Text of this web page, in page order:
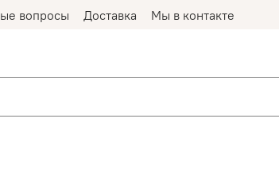
вопросы Доставка Мы в контакте